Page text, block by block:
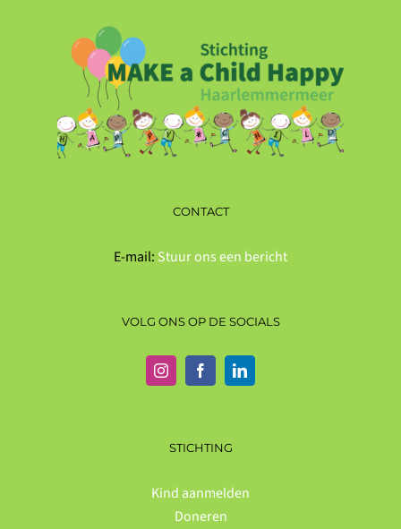
CONTACT
E-mail: Stuur ons een bericht
VOLG ONS OP DE SOCIALS
STICHTING
Kind aanmelden
Doneren